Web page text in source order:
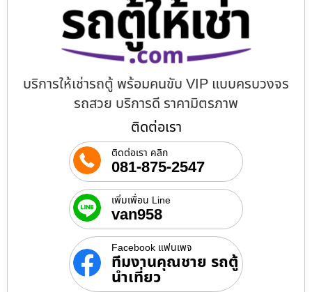
บริการให้เช่ารถตู้ พร้อมคนขับ VIP แบบครบวงจร
รถสวย บริการดี ราคามิตรภาพ
ติดต่อเรา
ติดต่อเรา คลิก
081-875-2547
เพิ่มเพื่อน Line
van958
Facebook แฟนเพจ
ทีมงานคุณชาย รถตู้
นำเที่ยว